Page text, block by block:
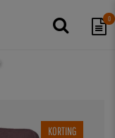
0
KORTING